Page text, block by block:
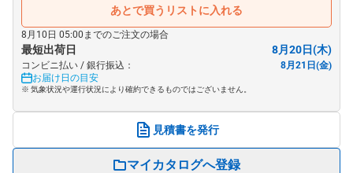
あとで買うリストに入れる
8月10日 05:00までのご注文の場合
最短出荷日 8月20日(木)
コンビニ払い / 銀行振込：
8月21日(金)
お届け日の目安
※ 気象状況や運行状況により確約できるものではございません。
見積書を発行
マイカタログへ登録